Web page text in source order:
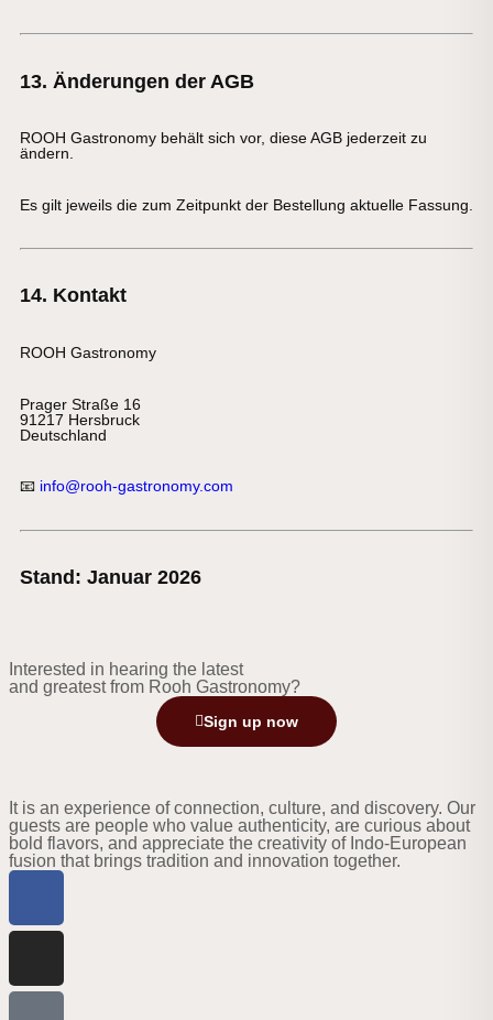
13. Änderungen der AGB
ROOH Gastronomy behält sich vor, diese AGB jederzeit zu
ändern.
Es gilt jeweils die zum Zeitpunkt der Bestellung aktuelle Fassung.
14. Kontakt
ROOH Gastronomy
Prager Straße 16
91217 Hersbruck
Deutschland
📧 info@rooh-gastronomy.com
Stand: Januar 2026
Interested in hearing the latest
and greatest from Rooh Gastronomy?
Sign up now
It is an experience of connection, culture, and discovery. Our
guests are people who value authenticity, are curious about
bold flavors, and appreciate the creativity of Indo-European
fusion that brings tradition and innovation together.